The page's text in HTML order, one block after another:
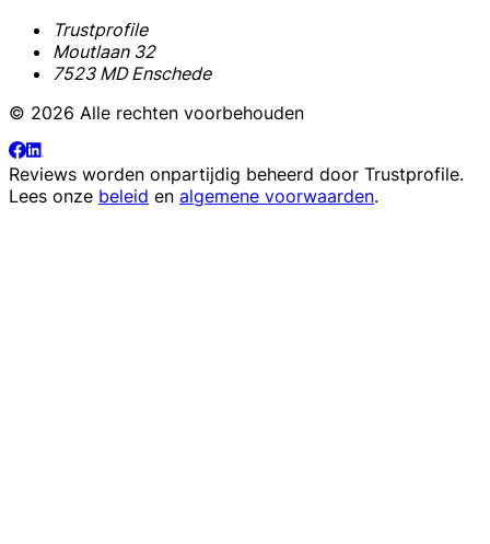
Trustprofile
Moutlaan 32
7523 MD Enschede
© 2026 Alle rechten voorbehouden
Reviews worden onpartijdig beheerd door Trustprofile.
Lees onze beleid en algemene voorwaarden.